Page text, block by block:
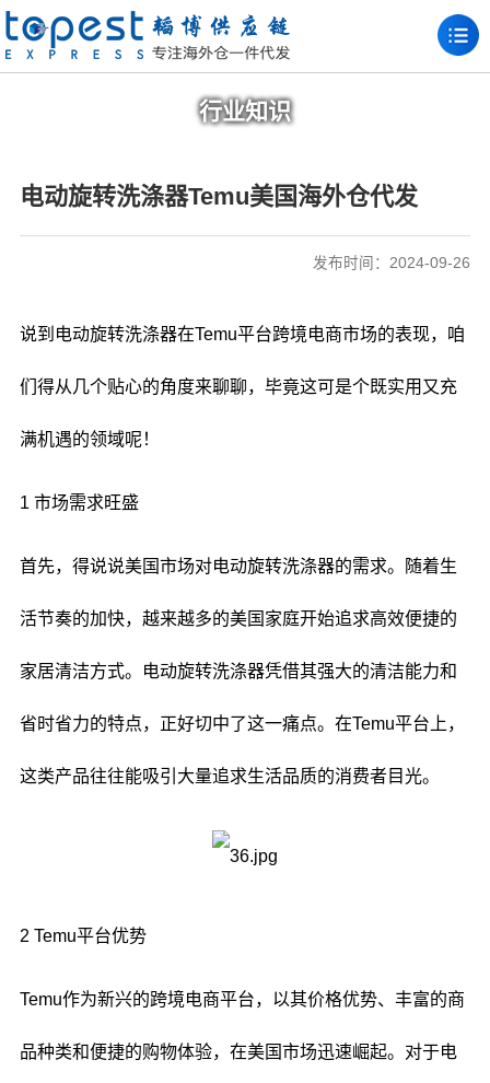
行业知识
电动旋转洗涤器Temu美国海外仓代发
发布时间：2024-09-26
说到电动旋转洗涤器在Temu平台跨境电商市场的表现，咱
们得从几个贴心的角度来聊聊，毕竟这可是个既实用又充
满机遇的领域呢！
1 市场需求旺盛
首先，得说说美国市场对电动旋转洗涤器的需求。随着生
活节奏的加快，越来越多的美国家庭开始追求高效便捷的
家居清洁方式。电动旋转洗涤器凭借其强大的清洁能力和
省时省力的特点，正好切中了这一痛点。在Temu平台上，
这类产品往往能吸引大量追求生活品质的消费者目光。
2 Temu平台优势
Temu作为新兴的跨境电商平台，以其价格优势、丰富的商
品种类和便捷的购物体验，在美国市场迅速崛起。对于电